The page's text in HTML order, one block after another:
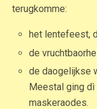
terugkomme:
het lentefeest,
de
de daogelijkse
Meestal ging dì
maskeraodes.